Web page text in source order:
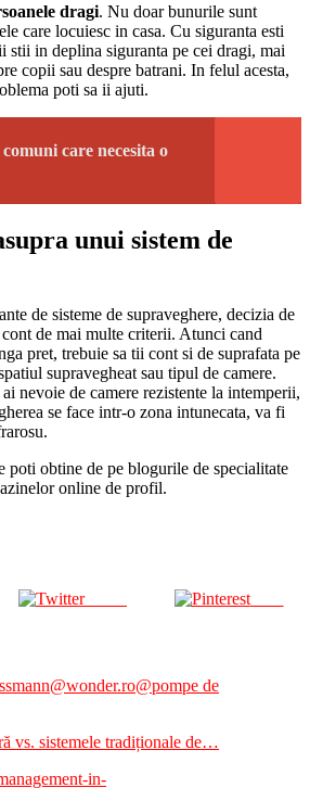
dragi. Nu doar bunurile sunt
care locuiesc in casa. Cu siguranta esti
stii in deplina siguranta pe cei dragi, mai
copii sau despre batrani. In felul acesta,
poti sa ii ajuti.
care necesita o
unui sistem de
de sisteme de supraveghere, decizia de
de mai multe criterii. Atunci cand
pret, trebuie sa tii cont si de suprafata pe
supravegheat sau tipul de camere.
nevoie de camere rezistente la intemperii,
se face intr-o zona intunecata, va fi
poti obtine de pe blogurile de specialitate
online de profil.
Tweet Save
vs. sistemele tradiționale de…